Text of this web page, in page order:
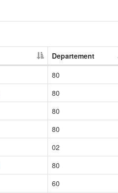
Departement
80
80
80
80
02
80
60